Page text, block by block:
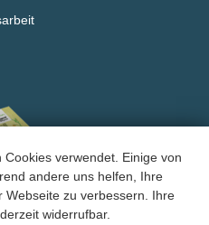
verwendet. Einige von
andere uns helfen, Ihre
zu verbessern. Ihre
widerrufbar.